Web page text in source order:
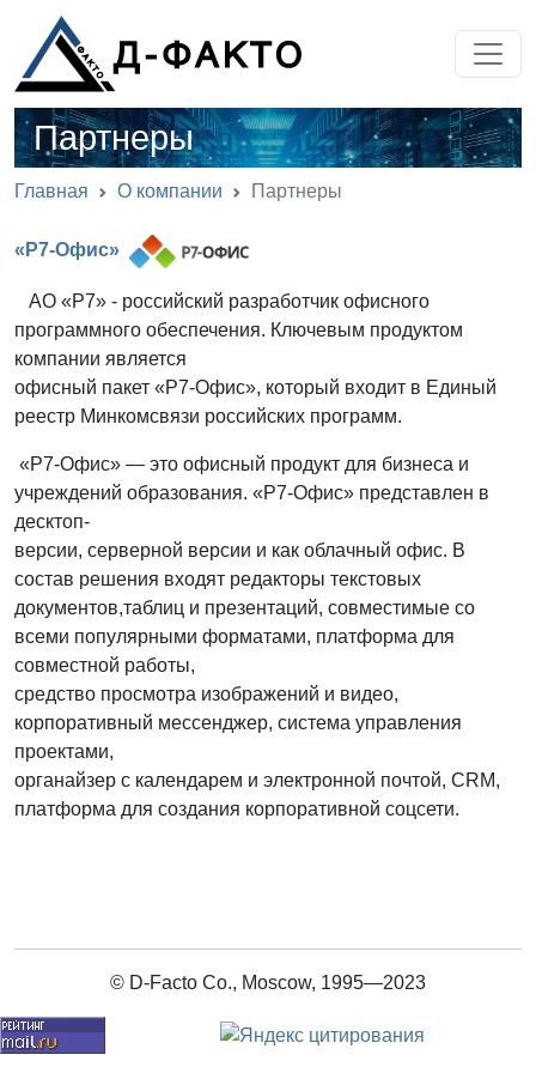
Партнеры
Главная О компании Партнеры
«Р7-Офис»
АО «Р7» - российский разработчик офисного
программного обеспечения. Ключевым продуктом
компании является
офисный пакет «Р7-Офис», который входит в Единый
реестр Минкомсвязи российских программ.
«Р7-Офис» — это офисный продукт для бизнеса и
учреждений образования. «Р7-Офис» представлен в
десктоп-
версии, серверной версии и как облачный офис. В
состав решения входят редакторы текстовых
документов,таблиц и презентаций, совместимые со
всеми популярными форматами, платформа для
совместной работы,
средство просмотра изображений и видео,
корпоративный мессенджер, система управления
проектами,
органайзер с календарем и электронной почтой, CRM,
платформа для создания корпоративной соцсети.
© D-Facto Co., Moscow, 1995—2023